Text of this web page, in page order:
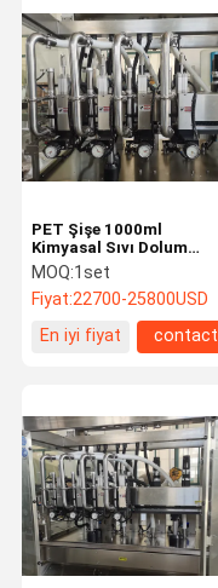
PET Şişe 1000ml
Kimyasal Sıvı Dolum
Makinesi SUS316L
Deterjan Dolum Makinesi
MOQ:1set
Fiyat:22700-25800USD
En iyi fiyat
contact